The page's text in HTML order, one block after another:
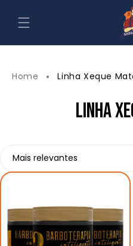
conteúdo
Home Linha Xeque
LINHA